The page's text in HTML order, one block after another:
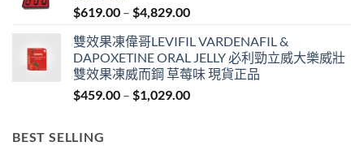
$1,329.00
$619.00 – $4,829.00Price
$619.00
through
$4,829.00
雙效果凍偉哥LEVIFIL VARDENAFIL &
DAPOXETINE ORAL JELLY 必利勁立威大樂威壯
雙效果凍威而鋼 草莓味 現貨正品
$459.00 – $1,029.00Price
BEST SELLING